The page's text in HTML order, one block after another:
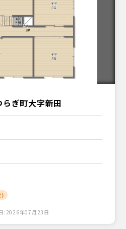
ぎ町大字新田
)
:2026年07月23日